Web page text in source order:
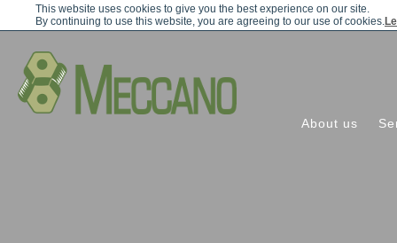
This website uses cookies to give you the best experience on our site.
By continuing to use this website, you are agreeing to our use of cookies.
About us